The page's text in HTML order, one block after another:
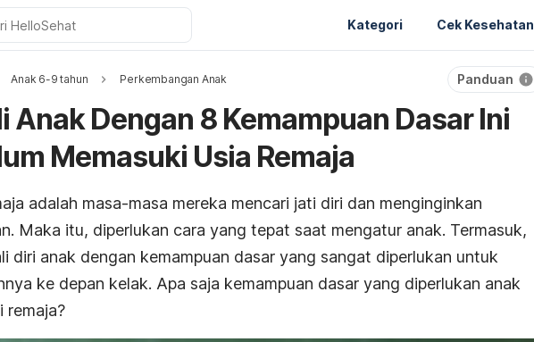
Kategori Cek Kesehatan
Anak 6-9 tahun Perkembangan Anak Panduan
Anak Dengan 8 Kemampuan Dasar Ini
Memasuki Usia Remaja
adalah masa-masa mereka mencari jati diri dan menginginkan
Maka itu, diperlukan cara yang tepat saat mengatur anak. Termasuk,
diri anak dengan kemampuan dasar yang sangat diperlukan untuk
ke depan kelak. Apa saja kemampuan dasar yang diperlukan anak
remaja?